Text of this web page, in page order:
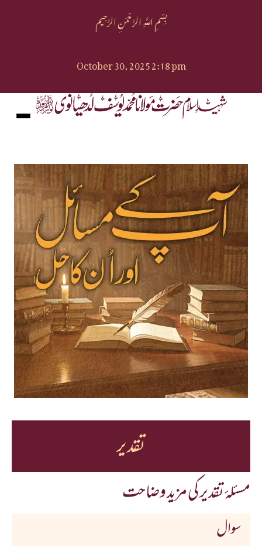
بِسْمِ اللَّهِ الرَّحْمَنِ الرَّحِيم
October 30, 2025 2:18 pm
تقدیر
مسئلۂ تقدیر کی مزید وضاحت
سوال